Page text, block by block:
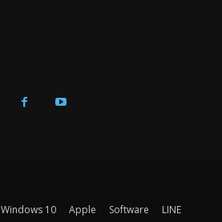
Windows 10 Apple Software
LINE